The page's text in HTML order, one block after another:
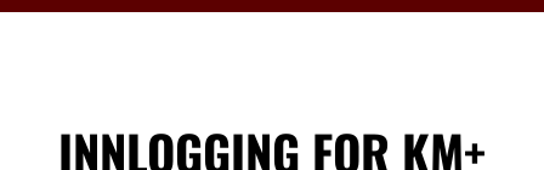
INN
INNLOGGING FOR KM+